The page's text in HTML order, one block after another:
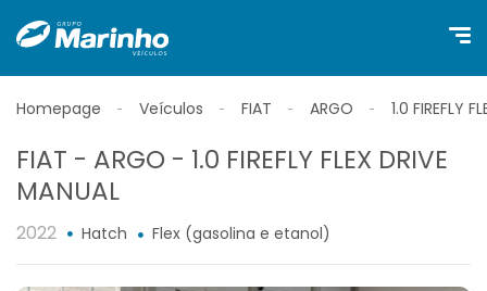
Homepage Veículos FIAT ARGO 1.0 FIREFLY
FIAT - ARGO - 1.0 FIREFLY FLEX DRIVE
MANUAL
2022 Hatch Flex (gasolina e etanol)